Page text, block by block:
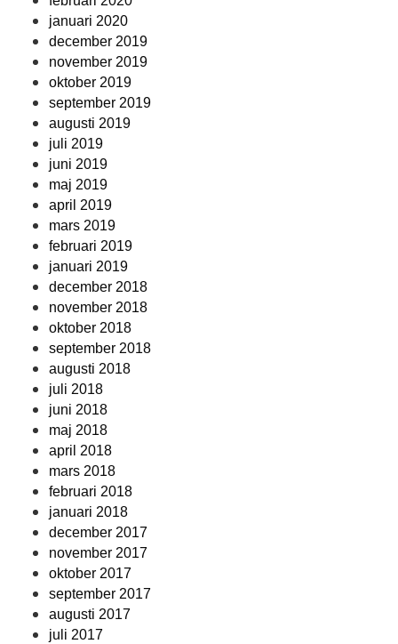
januari 2020
december 2019
november 2019
oktober 2019
september 2019
augusti 2019
juli 2019
juni 2019
maj 2019
april 2019
mars 2019
februari 2019
januari 2019
december 2018
november 2018
oktober 2018
september 2018
augusti 2018
juli 2018
juni 2018
maj 2018
april 2018
mars 2018
februari 2018
januari 2018
december 2017
november 2017
oktober 2017
september 2017
augusti 2017
juli 2017